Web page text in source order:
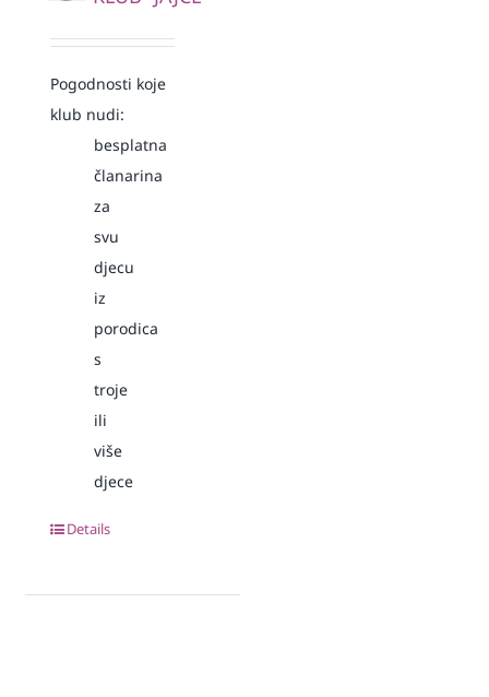
Pogodnosti koje
klub nudi:
besplatna
članarina
za
svu
djecu
iz
porodica
s
troje
ili
više
djece
Details